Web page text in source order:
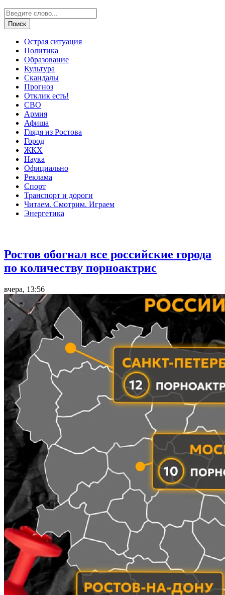
Острая ситуация
Политика
Образование
Культура
Скандалы
Прогноз
Отклик есть!
СВО
Армия
Афиша
Глядя из Ростова
Город
ЖКХ
Наука
Официально
Реклама
Спорт
Транспорт и дороги
Читаем. Смотрим. Играем
Энергетика
Ростов обогнал все российские города
по количеству порноактрис
вчера, 13:56